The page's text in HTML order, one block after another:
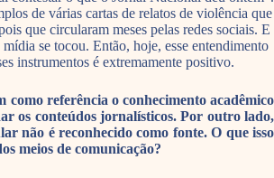
de várias cartas de relatos de violência que
que circularam meses pelas redes sociais. E
se tocou. Então, hoje, esse entendimento
instrumentos é extremamente positivo.
como referência o conhecimento acadêmico
os conteúdos jornalísticos. Por outro lado,
não é reconhecido como fonte. O que isso
meios de comunicação?